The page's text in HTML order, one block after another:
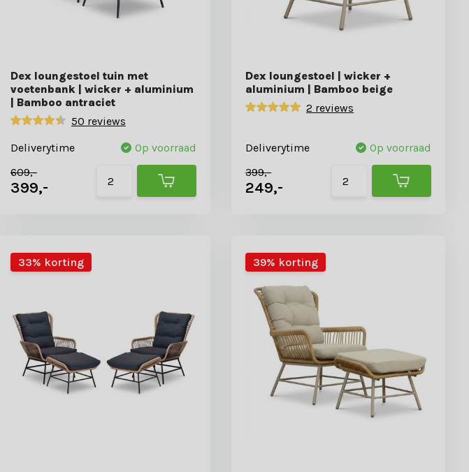
Dex loungestoel tuin met
voetenbank | wicker + aluminium
| Bamboo antraciet
50 reviews
Deliverytime
Op voorraad
609,-
399,-
Dex loungestoel | wicker +
aluminium | Bamboo beige
2 reviews
Deliverytime
Op voorraad
399,-
249,-
33% korting 39% korting